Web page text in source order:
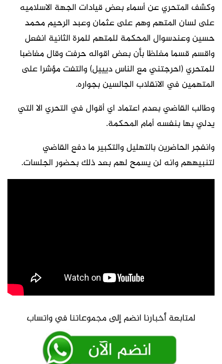
وكشف المتحري عن أسماء بعض قيادات الجهة الاسلاميه
على لسان المتهم وهم على عثمان وعبد الرحيم محمد
حسين وعندسوال المحكمة للمتهم للمرة الثانية انفعل
واقسم قسما مغلظا بأن بعض اقواله حرفت وقال مغاضبا
للمتحري (احرجتني مع الناس ديييل) والتفت مؤشرا على
المتهمين في الانقلاب الجالسين بجواره.
وطالب القاضي بعدم اعتماد اي أقوال في التحري الا التي
يدلي بها بنفسه أمام المحكمة.
وانفجر الحاضرين بالتهليل والتكبير ما دفع القاضي
لتنبيههم وانه لن يسمح لهم بعد ذلك بحضور الجلسات.